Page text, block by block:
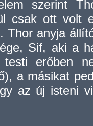
szerint
csak ott volt
Thor anyja
Sif, aki a
erőben
a másikat
az új isteni